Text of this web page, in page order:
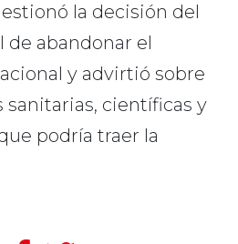
la decisión del
abandonar el
y advirtió sobre
sanitarias, científicas y
podría traer la